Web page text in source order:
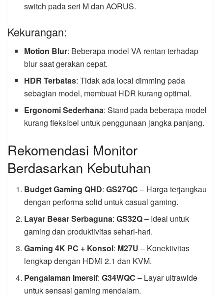
switch pada seri M dan AORUS.
Kekurangan:
Motion Blur: Beberapa model VA rentan terhadap
blur saat gerakan cepat.
HDR Terbatas: Tidak ada local dimming pada
sebagian model, membuat HDR kurang optimal.
Ergonomi Sederhana: Stand pada beberapa model
kurang fleksibel untuk penggunaan jangka panjang.
Rekomendasi Monitor
Berdasarkan Kebutuhan
Budget Gaming QHD:GS27QC – Harga terjangkau
dengan performa solid untuk casual gaming.
Layar Besar Serbaguna:GS32Q– Ideal untuk
gaming dan produktivitas sehari-hari.
Gaming 4K PC + Konsol: M27U – Konektivitas
lengkap dengan HDMI 2.1 dan KVM.
Pengalaman Imersif:G34WQC – Layar ultrawide
untuk sensasi gaming mendalam.